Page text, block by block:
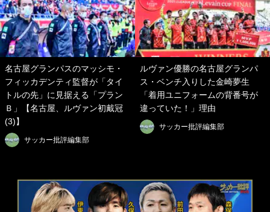
名古屋グランパスのマッシモ・
フィッカデンティ監督が「タイ
トルの先」に見据える「プラン
Ｂ」【名古屋、ルヴァン初戴冠
(3)】
サッカー批評編集部
ルヴァン優勝の名古屋グランパ
ス・ベンチ入りした金崎夢生
「着用ユニフォームの背番号が
違っていた！」理由
サッカー批評編集部